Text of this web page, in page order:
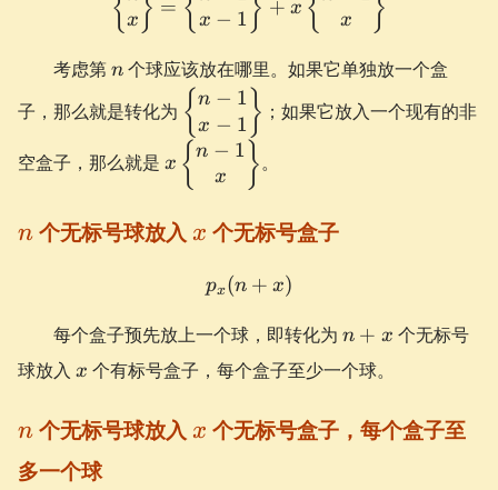
x
=
x − 1
+ x
x
考虑第n
n 个球应该放在哪里。如果它单独放一个盒
子，那么就是转化为
\begin{Bmatrix}
n-1 \\ x-
1\end{Bmatrix}
{ n − 1
x − 1 } ；如果它放入一个现有的非
空盒子，那么就是
x\begin{Bmatrix}
n-1 \\ x
x {n − 1
x }。
n
n 个无标号球放入 x
x 个无标号盒子
p_{x}(n+x)
px(n + x)
每个盒子预先放上一个球，即转化为 n+x
n + x 个无标号
球放入 x
x 个有标号盒子，每个盒子至少一个球。
n
n 个无标号球放入 x
x 个无标号盒子，每个盒子至
多一个球